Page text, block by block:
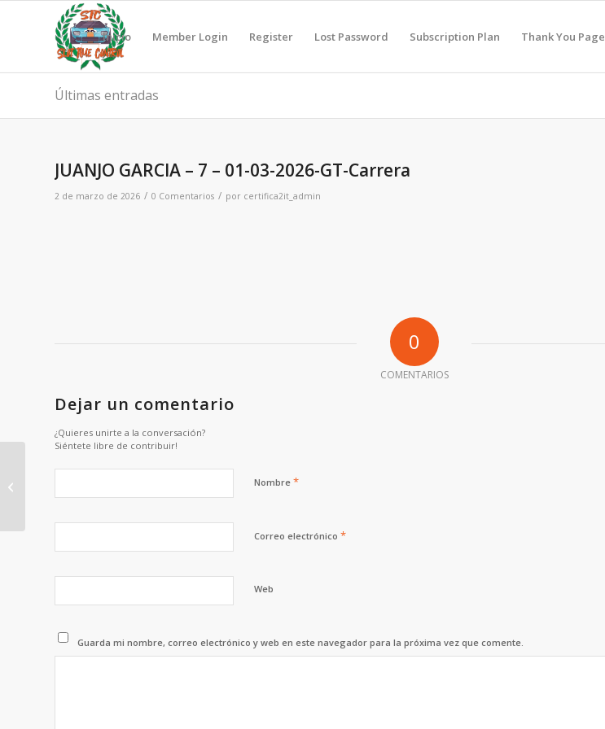
Inicio Member Login Register Lost Password Subscription Plan Thank You Page
Últimas entradas
JUANJO GARCIA – 7 – 01-03-2026-GT-Carrera
2 de marzo de 2026 / 0 Comentarios / por certifica2it_admin
0
COMENTARIOS
Dejar un comentario
¿Quieres unirte a la conversación?
Siéntete libre de contribuir!
Nombre *
Correo electrónico *
Web
Guarda mi nombre, correo electrónico y web en este navegador para la próxima vez que comente.